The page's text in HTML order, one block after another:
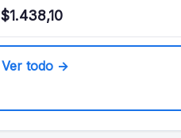
$1.438,10
Ver todo →